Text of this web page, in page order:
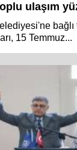
ulaşım
bağlı
15 Temmuz...